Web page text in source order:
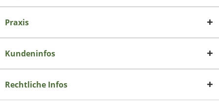
Praxis
Kundeninfos
Rechtliche Infos